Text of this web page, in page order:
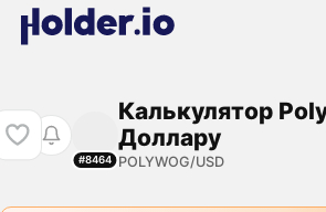
#8464
Калькулятор
Доллару
POLYWOG/USD